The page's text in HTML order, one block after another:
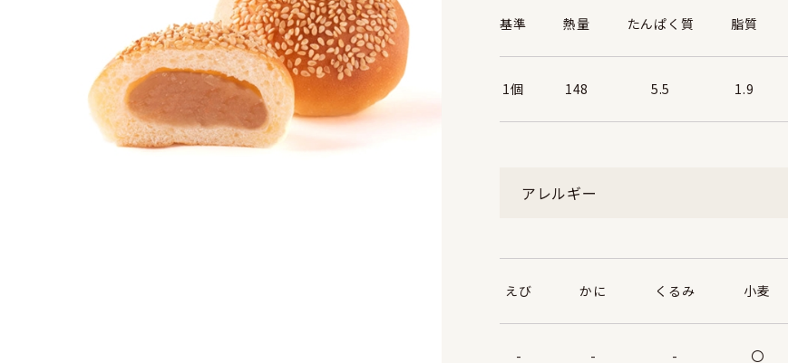
基準 熱量 たんぱく質 脂質
1個 148 5.5 1.9
アレルギー
えび かに くるみ 小麦
- - - 〇